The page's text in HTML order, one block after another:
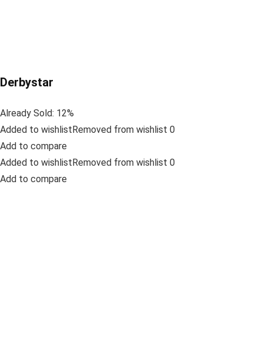
Derbystar
Already Sold: 12%
Added to wishlistRemoved from wishlist 0
Add to compare
Added to wishlistRemoved from wishlist 0
Add to compare